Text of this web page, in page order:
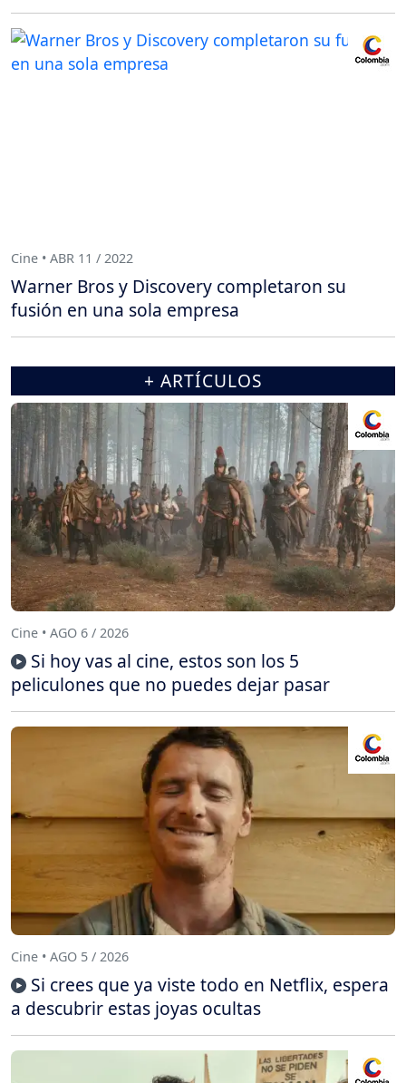
Cine • ABR 11 / 2022
Warner Bros y Discovery completaron su
fusión en una sola empresa
+ ARTÍCULOS
Cine • AGO 6 / 2026
Si hoy vas al cine, estos son los 5
peliculones que no puedes dejar pasar
Cine • AGO 5 / 2026
Si crees que ya viste todo en Netflix, espera
a descubrir estas joyas ocultas